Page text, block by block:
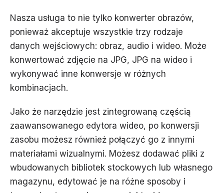
Nasza usługa to nie tylko konwerter obrazów,
ponieważ akceptuje wszystkie trzy rodzaje
danych wejściowych: obraz, audio i wideo. Może
konwertować zdjęcie na JPG, JPG na wideo i
wykonywać inne konwersje w różnych
kombinacjach.
Jako że narzędzie jest zintegrowaną częścią
zaawansowanego edytora wideo, po konwersji
zasobu możesz również połączyć go z innymi
materiałami wizualnymi. Możesz dodawać pliki z
wbudowanych bibliotek stockowych lub własnego
magazynu, edytować je na różne sposoby i